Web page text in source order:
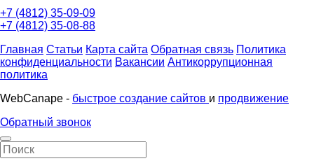
+7 (4812) 35-09-09
+7 (4812) 35-08-88
Главная Статьи Карта сайта Обратная связь Политика
конфиденциальности Вакансии Антикоррупционная
политика
WebCanape - быстрое создание сайтов и продвижение
Обратный звонок